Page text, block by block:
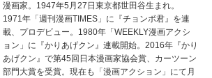
漫画家。1947年5月27日東京都世田谷生まれ。
1971年「週刊漫画TIMES」に『チョンボ君』を連
載、プロデビュー。1980年「WEEKLY漫画アクシ
ョン」に『かりあげクン』連載開始。2016年『かり
あげクン』で第45回日本漫画家協会賞、カーツーン
部門大賞を受賞。現在も「漫画アクション」にて月